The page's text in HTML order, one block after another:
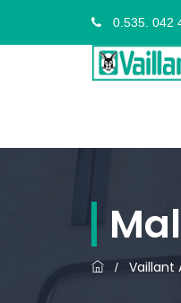
0.535. 042
/ Vaillant